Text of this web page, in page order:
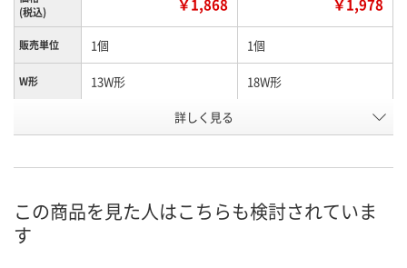
(税込)
￥1,868 ￥1,978
販売単位 1個 1個
W形 13W形 18W形
お届け日
詳しく見る
この商品を見た人はこちらも検討されていま
す